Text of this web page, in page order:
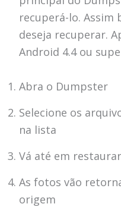
recuperá-lo. Assim
deseja recuperar.
Android 4.4 ou
Abra o Dumpster
Selecione os
na lista
Vá até em restaurar
As fotos vão
origem